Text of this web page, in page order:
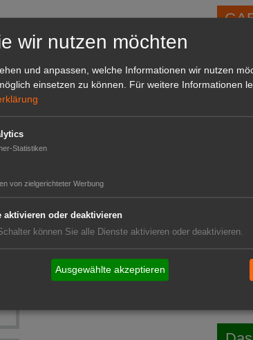
wir nutzen möchten
und anpassen, welche Informationen wir nutzen
einsetzen zu können.
Für weitere Informationen
Statistiken
von zielgerichteter Werbung
aktivieren oder deaktivieren
können Sie alle Dienste aktivieren oder deaktivieren.
Ausgewählte akzeptieren